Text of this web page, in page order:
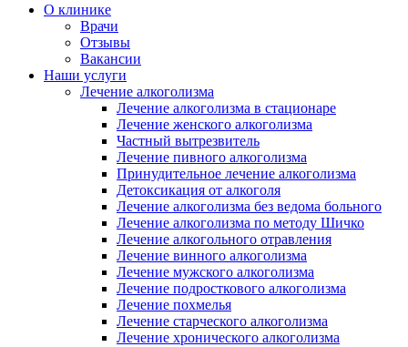
О клинике
Врачи
Отзывы
Вакансии
Наши услуги
Лечение алкоголизма
Лечение алкоголизма в стационаре
Лечение женского алкоголизма
Частный вытрезвитель
Лечение пивного алкоголизма
Принудительное лечение алкоголизма
Детоксикация от алкоголя
Лечение алкоголизма без ведома больного
Лечение алкоголизма по методу Шичко
Лечение алкогольного отравления
Лечение винного алкоголизма
Лечение мужского алкоголизма
Лечение подросткового алкоголизма
Лечение похмелья
Лечение старческого алкоголизма
Лечение хронического алкоголизма